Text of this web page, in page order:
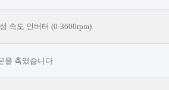
속도 인버터 (0-3600rpm)
을 축였습니다